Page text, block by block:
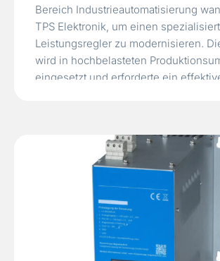
Bereich Industrieautomatisierung
TPS Elektronik, um einen
Leistungsregler zu modernisieren.
wird in hochbelasteten
eingesetzt und erforderte ein
über 20 Jahren von einem anderen
geliefert. Da der damalige